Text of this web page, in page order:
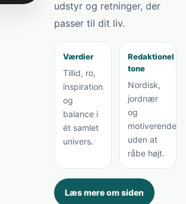
udstyr og retninger, der
passer til dit liv.
Værdier
Tillid, ro,
inspiration
og
balance i
ét samlet
univers.
Redaktionel
tone
Nordisk,
jordnær
og
motiverende
uden at
råbe højt.
Læs mere om siden